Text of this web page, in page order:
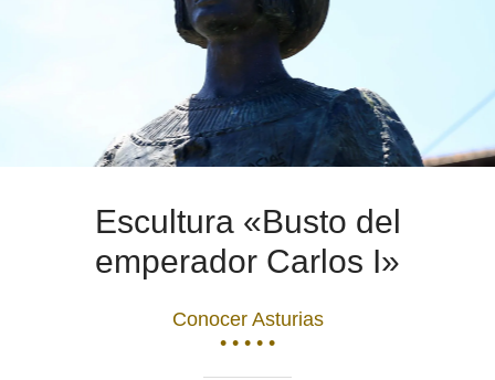
Escultura «Busto del
emperador Carlos I»
Conocer Asturias
• • • • •